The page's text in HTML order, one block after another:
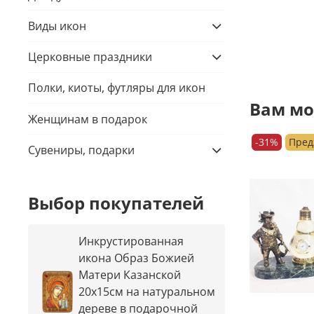
Вам
-31%
Виды икон
Церковные праздники
Полки, киоты, футляры для икон
Женщинам в подарок
Сувениры, подарки
Выбор покупателей
Инкрустированная
икона Образ Божией
Матери Казанской
20х15см на натуральном
дереве в подарочной